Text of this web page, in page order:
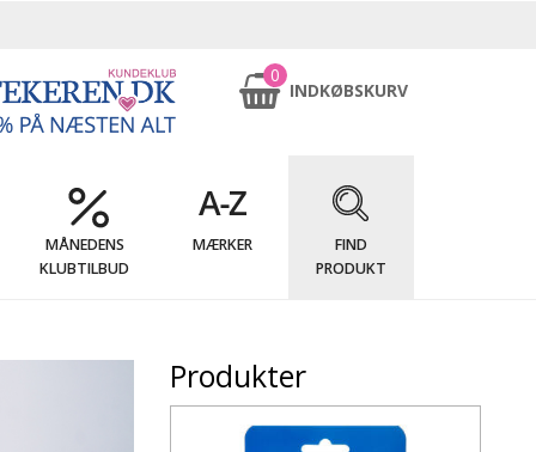
0
INDKØBSKURV
MÅNEDENS
KLUBTILBUD
MÆRKER
FIND
PRODUKT
Produkter